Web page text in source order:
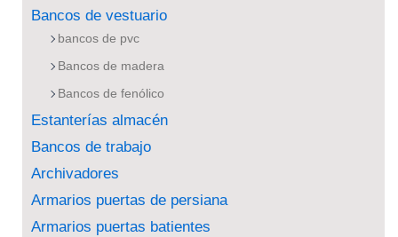
Bancos de vestuario
bancos de pvc
Bancos de madera
Bancos de fenólico
Estanterías almacén
Bancos de trabajo
Archivadores
Armarios puertas de persiana
Armarios puertas batientes